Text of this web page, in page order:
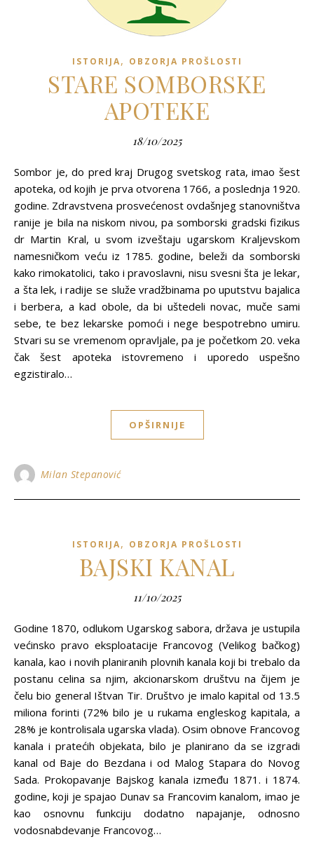
ISTORIJA, OBZORJA PROŠLOSTI
STARE SOMBORSKE
APOTEKE
18/10/2025
Sombor je, do pred kraj Drugog svetskog rata, imao šest
apoteka, od kojih je prva otvorena 1766, a poslednja 1920.
godine. Zdravstvena prosvećenost ovdašnjeg stanovništva
ranije je bila na niskom nivou, pa somborski gradski fizikus
dr Martin Kral, u svom izveštaju ugarskom Kraljevskom
namesničkom veću iz 1785. godine, beleži da somborski
kako rimokatolici, tako i pravoslavni, nisu svesni šta je lekar,
a šta lek, i radije se služe vradžbinama po uputstvu bajalica
i berbera, a kad obole, da bi uštedeli novac, muče sami
sebe, te bez lekarske pomoći i nege bespotrebno umiru.
Stvari su se vremenom opravljale, pa je početkom 20. veka
čak šest apoteka istovremeno i uporedo uspešno
egzistiralo…
OPŠIRNIJE
Milan Stepanović
ISTORIJA, OBZORJA PROŠLOSTI
BAJSKI KANAL
11/10/2025
Godine 1870, odlukom Ugarskog sabora, država je ustupila
većinsko pravo eksploatacije Francovog (Velikog bačkog)
kanala, kao i novih planiranih plovnih kanala koji bi trebalo da
postanu celina sa njim, akcionarskom društvu na čijem je
čelu bio general Ištvan Tir. Društvo je imalo kapital od 13.5
miliona forinti (72% bilo je u rukama engleskog kapitala, a
28% je kontrolisala ugarska vlada). Osim obnove Francovog
kanala i pratećih objekata, bilo je planirano da se izgradi
kanal od Baje do Bezdana i od Malog Stapara do Novog
Sada. Prokopavanje Bajskog kanala između 1871. i 1874.
godine, koji je spajao Dunav sa Francovim kanalom, imao je
kao osnovnu funkciju dodatno napajanje, odnosno
vodosnabdevanje Francovog…